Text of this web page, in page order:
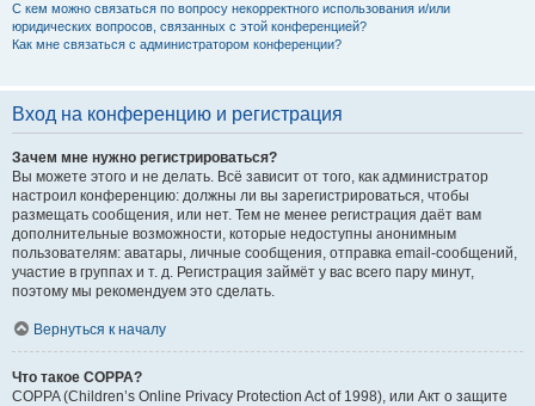
С кем можно связаться по вопросу некорректного использования и/или
юридических вопросов, связанных с этой конференцией?
Как мне связаться с администратором конференции?
Вход на конференцию и регистрация
Зачем мне нужно регистрироваться?
Вы можете этого и не делать. Всё зависит от того, как администратор
настроил конференцию: должны ли вы зарегистрироваться, чтобы
размещать сообщения, или нет. Тем не менее регистрация даёт вам
дополнительные возможности, которые недоступны анонимным
пользователям: аватары, личные сообщения, отправка email-сообщений,
участие в группах и т. д. Регистрация займёт у вас всего пару минут,
поэтому мы рекомендуем это сделать.
Вернуться к началу
Что такое COPPA?
COPPA (Children’s Online Privacy Protection Act of 1998), или Акт о защите